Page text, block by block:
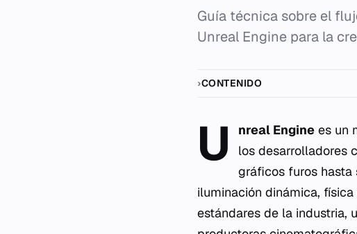
Guía técnica sobre el
Unreal Engine para la
CONTENIDO
U nreal Engine es un
los desarrolladores
gráficos furos hasta
iluminación dinámica,
estándares de la industria,